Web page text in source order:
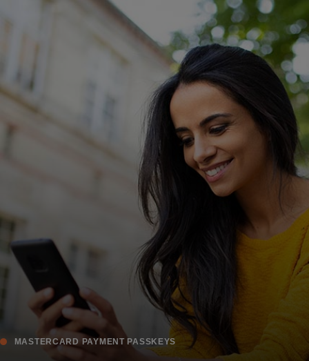
Για επιχειρήσεις
Για τον κόσμο
Για καινοτόμους
MASTERCARD PAYMENT PASSKEYS